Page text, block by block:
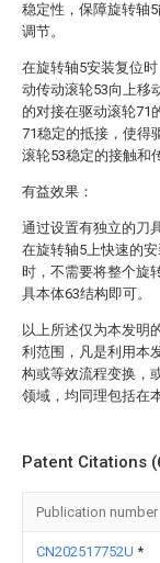
稳定性，保障旋转轴
调节。
在旋转轴5安装复位
动传动滚轮53向上移
的对接在驱动滚轮71
71稳定的抵接，使得
滚轮53稳定的接触和
有益效果：
通过设置有独立的刀
在旋转轴5上快速的
时，不需要将整个旋
具本体63结构即可。
以上所述仅为本发明
利范围，凡是利用本
构或等效流程变换，
领域，均同理包括在
Patent Citations
Publication number
CN202517752U *